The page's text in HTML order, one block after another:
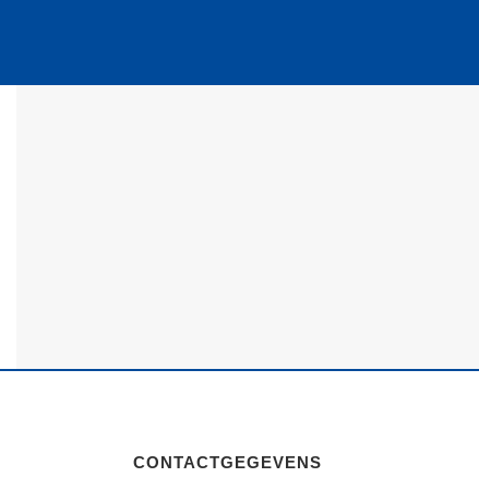
CONTACTGEGEVENS